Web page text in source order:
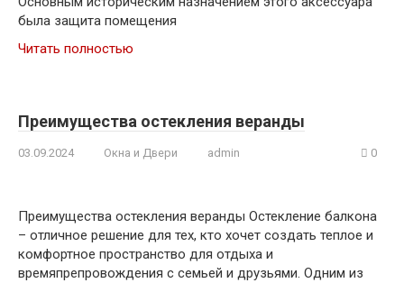
была защита помещения
Читать полностью
Преимущества остекления веранды
03.09.2024 Окна и Двери admin 0
Преимущества остекления веранды Остекление балкона
– отличное решение для тех, кто хочет создать теплое и
комфортное пространство для отдыха и
времяпрепровождения с семьей и друзьями. Одним из